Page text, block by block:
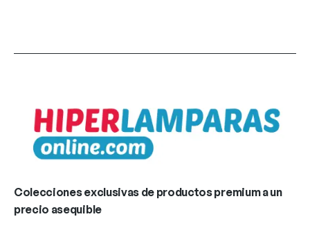
Colecciones exclusivas de productos premium a un
precio asequible